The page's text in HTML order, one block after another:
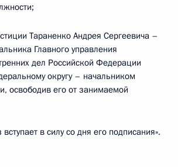
Тараненко Андрея Сергеевича –
Главного управления
дел Российской Федерации
округу – начальником
освободив его от занимаемой
в силу со дня его подписания».